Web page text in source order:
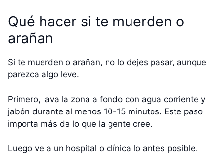
Qué hacer si te muerden o
arañan
Si te muerden o arañan, no lo dejes pasar, aunque
parezca algo leve.
Primero, lava la zona a fondo con agua corriente y
jabón durante al menos 10-15 minutos. Este paso
importa más de lo que la gente cree.
Luego ve a un hospital o clínica lo antes posible.